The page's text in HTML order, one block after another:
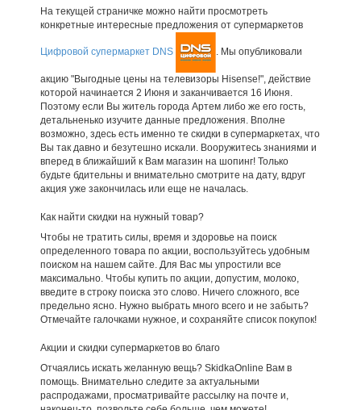
На текущей страничке можно найти просмотреть
конкретные интересные предложения от супермаркетов
Цифровой супермаркет DNS . Мы опубликовали
акцию "Выгодные цены на телевизоры Hisense!", действие
которой начинается 2 Июня и заканчивается 16 Июня.
Поэтому если Вы житель города Артем либо же его гость,
детальненько изучите данные предложения. Вполне
возможно, здесь есть именно те скидки в супермаркетах, что
Вы так давно и безутешно искали. Вооружитесь знаниями и
вперед в ближайший к Вам магазин на шопинг! Только
будьте бдительны и внимательно смотрите на дату, вдруг
акция уже закончилась или еще не началась.
Как найти скидки на нужный товар?
Чтобы не тратить силы, время и здоровье на поиск
определенного товара по акции, воспользуйтесь удобным
поиском на нашем сайте. Для Вас мы упростили все
максимально. Чтобы купить по акции, допустим, молоко,
введите в строку поиска это слово. Ничего сложного, все
предельно ясно. Нужно выбрать много всего и не забыть?
Отмечайте галочками нужное, и сохраняйте список покупок!
Акции и скидки супермаркетов во благо
Отчаялись искать желанную вещь? SkidkaOnline Вам в
помощь. Внимательно следите за актуальными
распродажами, просматривайте рассылку на почте и,